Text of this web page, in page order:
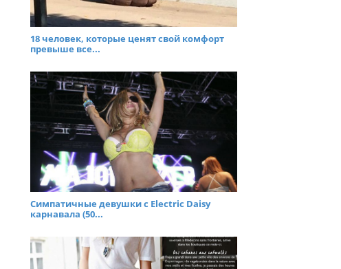
18 человек, которые ценят свой комфорт
превыше все...
Симпатичные девушки с Electric Daisy
карнавала (50...